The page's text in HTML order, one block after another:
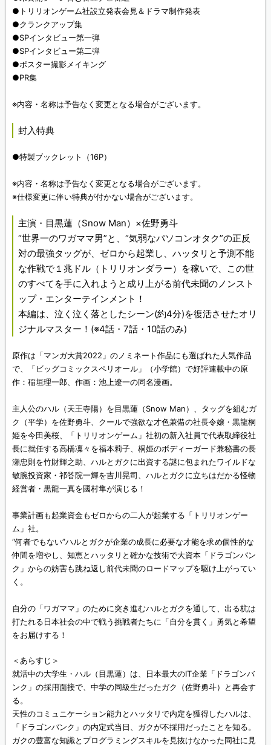
●トリリオンゲーム社設立発表会見＆ドラマ制作発表
●クランクアップ集
●SPインタビュー第一弾
●SPインタビュー第二弾
●ポスター撮影メイキング
●PR集
※内容・名称は予告なく変更となる場合がございます。
封入特典
●特製ブックレット（16P）
※内容・名称は予告なく変更となる場合がございます。
※仕様変更に伴い特典が付かない場合がございます。
主演・目黒蓮（Snow Man）×佐野勇斗
“世界一のワガママ男”と、“気弱なパソコンオタク”の正反
対の最強タッグが、ゼロから起業し、ハッタリと予測不能
な作戦で１兆ドル（トリリオンダラー）を稼いで、この世
のすべてを手に入れようと成り上がる前代未聞のノンスト
ップ・エンターテインメント！
本編は、泣く泣く落としたシーン(約4分)を復活させたオリ
ジナルマスター！(※4話・7話・10話のみ)
原作は「マンガ大賞2022」のノミネート作品にも選ばれた人気作品
で、「ビッグコミックスペリオール」（小学館）で好評連載中の原
作：稲垣理一郎、作画：池上遼一の同名漫画。
主人公のハル（天王寺陽）を目黒蓮（Snow Man）、タッグを組むガ
ク（平学）を佐野勇斗、クールで強欲な才色兼備の社長令嬢・黒龍桐
姫を今田美桜、「トリリオンゲーム」社初の新入社員で代表取締役社
長に就任する高橋凜々を福本莉子、桐姫のボディーガード兼秘書の長
瀬忠則を竹財輝之助、ハルとガクに出資する謎に包まれたワイルドな
敏腕投資家・祁答院一輝を吉川晃司、ハルとガクに立ちはだかる怪物
経営者・黒龍一真を國村隼が演じる！
事業計画も起業資金もゼロからの二人が起業する「トリリオンゲー
ム」社。
“何者でもない”ハルとガクが企業の成長に必要な才能を求め個性的な
仲間を増やし、知恵とハッタリと確かな技術で大資本「ドラゴンバン
ク」からの妨害も跳ね返し前代未聞のロードマップを駆け上がってい
く。
自分の「ワガママ」のために突き進むハルとガクを通して、出る杭は
打たれる日本社会の中で戦う挑戦者たちに「自分を貫く」勇気と希望
をお届けする！
＜あらすじ＞
就活中の大学生・ハル（目黒蓮）は、日本最大のIT企業「ドラゴンバ
ンク」の採用面接で、中学の同級生だったガク（佐野勇斗）と再会す
る。
天性のコミュニケーション能力とハッタリで内定を獲得したハルは、
「ドラゴンバンク」の内定式当日、ガクが不採用だったことを知る。
ガクの豊富な知識とプログラミングスキルを見抜けなかった同社に見